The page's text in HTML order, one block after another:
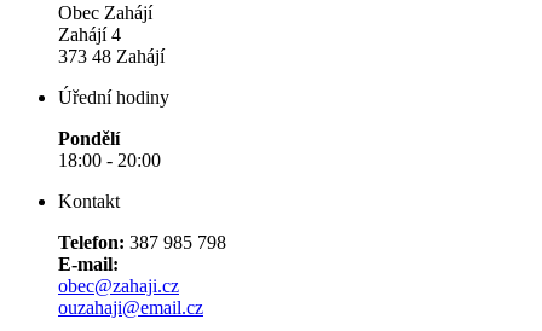
Obec Zahájí
Zahájí 4
373 48 Zahájí
Úřední hodiny
Pondělí
18:00 - 20:00
Kontakt
Telefon: 387 985 798
E-mail:
obec@zahaji.cz
ouzahaji@email.cz